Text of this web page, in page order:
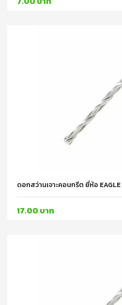
ดอกสว่านเจาะคอนกรีต ยี่ห้อ EAGLE
17.00 บาท